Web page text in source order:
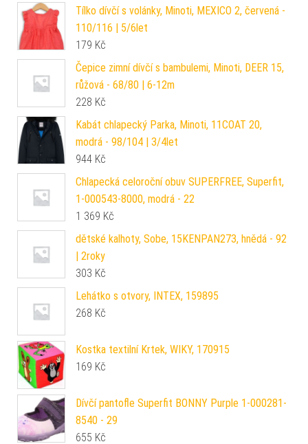
Tílko dívčí s volánky, Minoti, MEXICO 2, červená -
110/116 | 5/6let
179 Kč
Čepice zimní dívčí s bambulemi, Minoti, DEER 15,
růžová - 68/80 | 6-12m
228 Kč
Kabát chlapecký Parka, Minoti, 11COAT 20,
modrá - 98/104 | 3/4let
944 Kč
Chlapecká celoroční obuv SUPERFREE, Superfit,
1-000543-8000, modrá - 22
1 369 Kč
dětské kalhoty, Sobe, 15KENPAN273, hnědá - 92
| 2roky
303 Kč
Lehátko s otvory, INTEX, 159895
268 Kč
Kostka textilní Krtek, WIKY, 170915
169 Kč
Dívčí pantofle Superfit BONNY Purple 1-000281-
8540 - 29
655 Kč